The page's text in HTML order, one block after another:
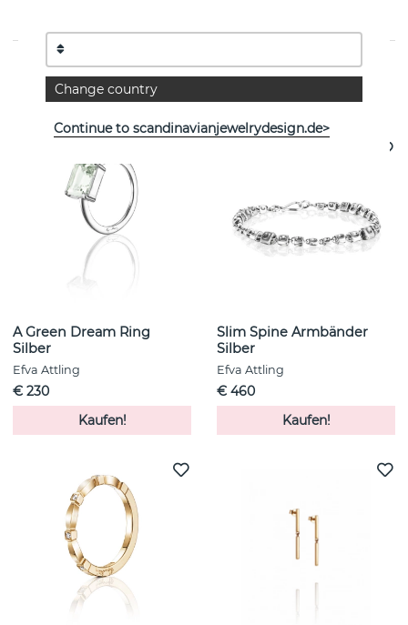
Weitere Artikel ansehen
A Green Dream Ring
Silber
Efva Attling
€ 230
Kaufen!
Slim Spine Armbänder
Silber
Efva Attling
€ 460
Kaufen!
Change country
Continue to scandinavianjewelrydesign.de>